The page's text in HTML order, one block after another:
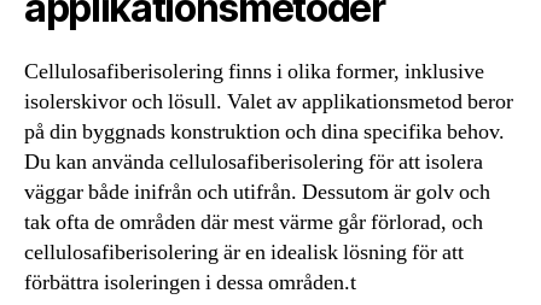
Cellulosafiberisolering finns i olika former, inklusive
isolerskivor och lösull. Valet av applikationsmetod beror
på din byggnads konstruktion och dina specifika behov.
Du kan använda cellulosafiberisolering för att isolera
väggar både inifrån och utifrån. Dessutom är golv och
tak ofta de områden där mest värme går förlorad, och
cellulosafiberisolering är en idealisk lösning för att
förbättra isoleringen i dessa områden.t